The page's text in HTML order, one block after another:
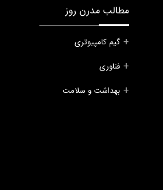
مطالب مدرن روز
گیم کامپیوتری
فناوری
بهداشت و سلامت